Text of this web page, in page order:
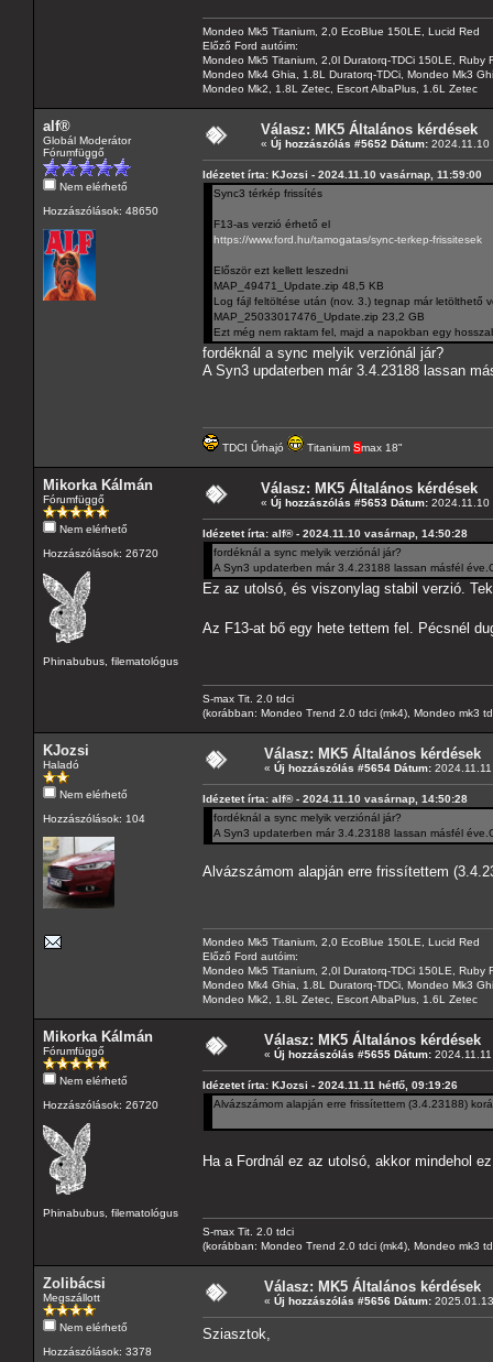
Mondeo Mk5 Titanium, 2,0 EcoBlue 150LE, Lucid Red
Előző Ford autóim:
Mondeo Mk5 Titanium, 2,0l Duratorq-TDCi 150LE, Ruby
Mondeo Mk4 Ghia, 1.8L Duratorq-TDCi, Mondeo Mk3
Mondeo Mk2, 1.8L Zetec, Escort AlbaPlus, 1.6L Zetec
alf®
Globál Moderátor
Fórumfüggő
Nem elérhető
Hozzászólások: 48650
Válasz: MK5 Általános kérdések
« Új hozzászólás #5652 Dátum: 2024.11.10
Idézetet írta: KJozsi - 2024.11.10 vasárnap, 11:59:00
Sync3 térkép frissítés
F13-as verzió érhető el
https://www.ford.hu/tamogatas/sync-terkep-frissitesek
Először ezt kellett leszedni
MAP_49471_Update.zip 48,5 KB
Log fájl feltöltése után (nov. 3.) tegnap már letölthető
MAP_25033017476_Update.zip 23,2 GB
Ezt még nem raktam fel, majd a napokban egy
fordéknál a sync melyik verziónál jár?
A Syn3 updaterben már 3.4.23188 lassan
TDCI Űrhajó Titanium Smax 18"
Mikorka Kálmán
Fórumfüggő
Nem elérhető
Hozzászólások: 26720
Phinabubus, filematológus
Válasz: MK5 Általános kérdések
« Új hozzászólás #5653 Dátum: 2024.11.10
Idézetet írta: alf® - 2024.11.10 vasárnap, 14:50:28
fordéknál a sync melyik verziónál jár?
A Syn3 updaterben már 3.4.23188 lassan másfél
Ez az utolsó, és viszonylag stabil verzió.
Az F13-at bő egy hete tettem fel. Pécsnél
S-max Tit. 2.0 tdci
(korábban: Mondeo Trend 2.0 tdci (mk4), Mondeo mk3
KJozsi
Haladó
Nem elérhető
Hozzászólások: 104
Válasz: MK5 Általános kérdések
« Új hozzászólás #5654 Dátum:
Idézetet írta: alf® - 2024.11.10 vasárnap, 14:50:28
fordéknál a sync melyik verziónál jár?
A Syn3 updaterben már 3.4.23188 lassan másfél
Alvázszámom alapján erre frissítettem
Mondeo Mk5 Titanium, 2,0 EcoBlue 150LE, Lucid Red
Előző Ford autóim:
Mondeo Mk5 Titanium, 2,0l Duratorq-TDCi 150LE, Ruby
Mondeo Mk4 Ghia, 1.8L Duratorq-TDCi, Mondeo Mk3
Mondeo Mk2, 1.8L Zetec, Escort AlbaPlus, 1.6L Zetec
Mikorka Kálmán
Fórumfüggő
Nem elérhető
Hozzászólások: 26720
Phinabubus, filematológus
Válasz: MK5 Általános kérdések
« Új hozzászólás #5655 Dátum:
Idézetet írta: KJozsi - 2024.11.11 hétfő, 09:19:26
Alvázszámom alapján erre frissítettem (3.4.23188)
Ha a Fordnál ez az utolsó, akkor mindehol
S-max Tit. 2.0 tdci
(korábban: Mondeo Trend 2.0 tdci (mk4), Mondeo mk3
Zolibácsi
Megszállott
Nem elérhető
Hozzászólások: 3378
Válasz: MK5 Általános kérdések
« Új hozzászólás #5656 Dátum:
Sziasztok,